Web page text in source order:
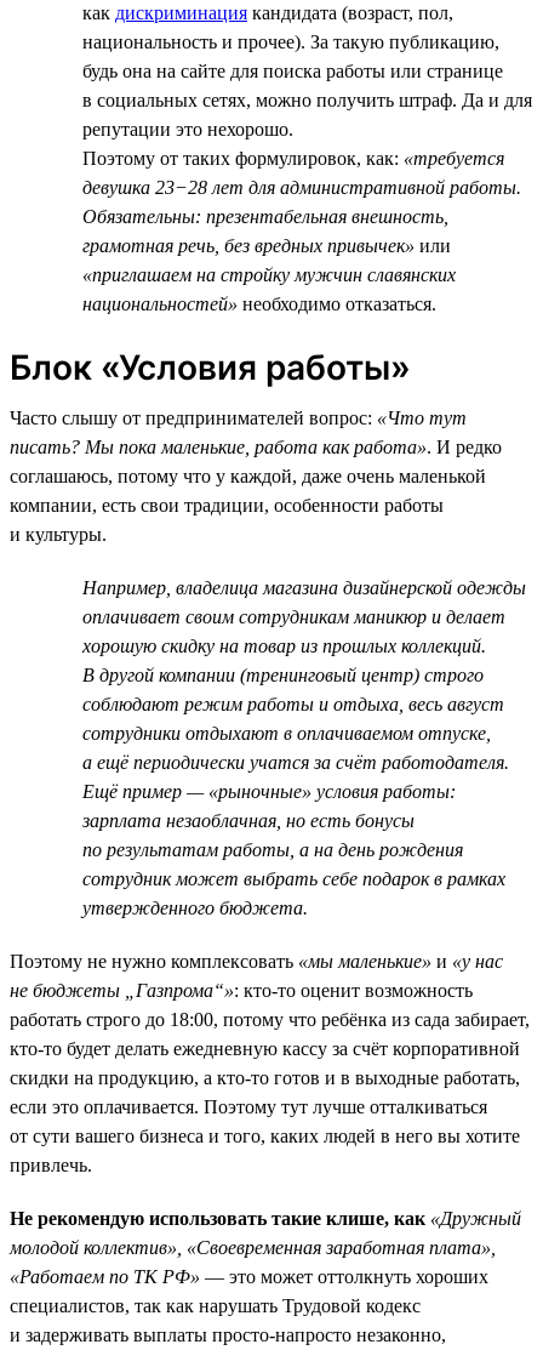
как дискриминация кандидата (возраст, пол,
национальность и прочее). За такую публикацию,
будь она на сайте для поиска работы или странице
в социальных сетях, можно получить штраф. Да и для
репутации это нехорошо.
Поэтому от таких формулировок, как: «требуется
девушка 23−28 лет для административной работы.
Обязательны: презентабельная внешность,
грамотная речь, без вредных привычек» или
«приглашаем на стройку мужчин славянских
национальностей» необходимо отказаться.
Блок «Условия работы»
Часто слышу от предпринимателей вопрос: «Что тут
писать? Мы пока маленькие, работа как работа». И редко
соглашаюсь, потому что у каждой, даже очень маленькой
компании, есть свои традиции, особенности работы
и культуры.
Например, владелица магазина дизайнерской одежды
оплачивает своим сотрудникам маникюр и делает
хорошую скидку на товар из прошлых коллекций.
В другой компании (тренинговый центр) строго
соблюдают режим работы и отдыха, весь август
сотрудники отдыхают в оплачиваемом отпуске,
а ещё периодически учатся за счёт работодателя.
Ещё пример — «рыночные» условия работы:
зарплата незаоблачная, но есть бонусы
по результатам работы, а на день рождения
сотрудник может выбрать себе подарок в рамках
утвержденного бюджета.
Поэтому не нужно комплексовать «мы маленькие» и «у нас
не бюджеты „Газпрома“»: кто-то оценит возможность
работать строго до 18:00, потому что ребёнка из сада забирает,
кто-то будет делать ежедневную кассу за счёт корпоративной
скидки на продукцию, а кто-то готов и в выходные работать,
если это оплачивается. Поэтому тут лучше отталкиваться
от сути вашего бизнеса и того, каких людей в него вы хотите
привлечь.
Не рекомендую использовать такие клише, как «Дружный
молодой коллектив», «Своевременная заработная плата»,
«Работаем по ТК РФ» — это может оттолкнуть хороших
специалистов, так как нарушать Трудовой кодекс
и задерживать выплаты просто-напросто незаконно,